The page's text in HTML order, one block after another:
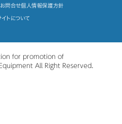
お問合せ個人情報保護方針
イトについて
for promotion of
All Right Reserved.